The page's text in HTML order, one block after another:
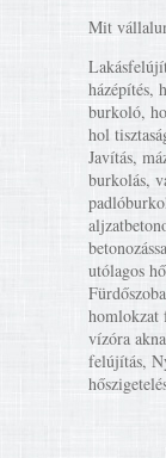
Mit
házépítés,
burkoló,
hol
Javítás,
burkolás,
utólagos
homlokzat
vízóra
felújítás,